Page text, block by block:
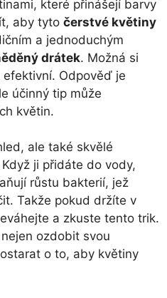
které přinášejí barvy
aby tyto čerstvé květiny
a jednoduchým
drátek. Možná si
Odpověď je
účinný tip může
květin.
ale také skvělé
ji přidáte do vody,
růstu bakterií, jež
Takže pokud držíte v
a zkuste tento trik.
ozdobit svou
o to, aby květiny